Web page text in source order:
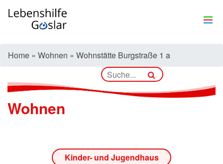
Home » Wohnen » Wohnstätte Burgstraße 1 a
Wohnen
Kinder- und Jugendhaus